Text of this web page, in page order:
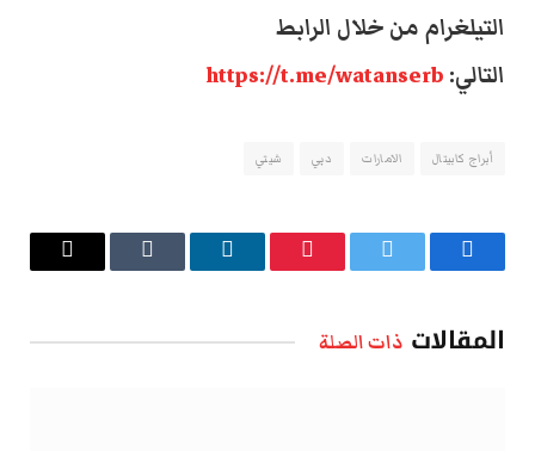
التيلغرام من خلال الرابط
التالي: https://t.me/watanserb
أبراج كابيتال الامارات دبي شيتي
فيسبوك تويتر بينتيريستلينكدإن Tumblr
البريد
المقالات ذات الصلة